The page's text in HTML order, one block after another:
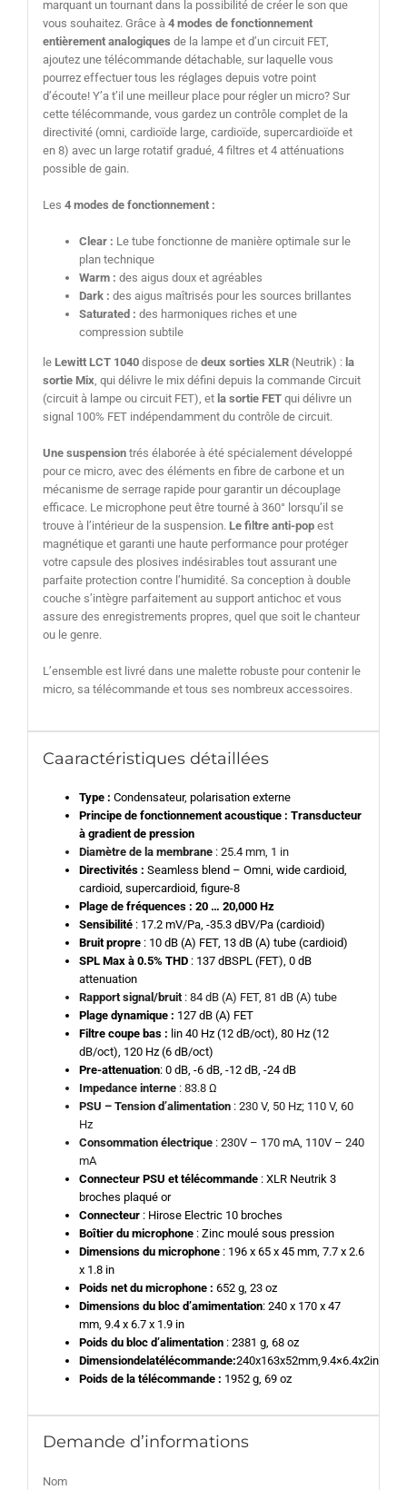
marquant un tournant dans la possibilité de créer le son que
vous souhaitez. Grâce à 4 modes de fonctionnement
entièrement analogiques de la lampe et d’un circuit FET,
ajoutez une télécommande détachable, sur laquelle vous
pourrez effectuer tous les réglages depuis votre point
d’écoute! Y’a t’il une meilleur place pour régler un micro? Sur
cette télécommande, vous gardez un contrôle complet de la
directivité (omni, cardioïde large, cardioïde, supercardioïde et
en 8) avec un large rotatif gradué, 4 filtres et 4 atténuations
possible de gain.
Les 4 modes de fonctionnement :
Clear : Le tube fonctionne de manière optimale sur le
plan technique
Warm : des aigus doux et agréables
Dark : des aigus maîtrisés pour les sources brillantes
Saturated : des harmoniques riches et une
compression subtile
le Lewitt LCT 1040dispose dedeux sorties XLR(Neutrik) : la
sortie Mix , qui délivre le mix défini depuis la commande Circuit
(circuit à lampe ou circuit FET), etla sortie FETqui délivre un
signal 100% FET indépendamment du contrôle de circuit.
Une suspensiontrés élaborée à été spécialement développé
pour ce micro, avec des éléments en fibre de carbone et un
mécanisme de serrage rapide pour garantir un découplage
efficace. Le microphone peut être tourné à 360° lorsqu’il se
trouve à l’intérieur de la suspension. Le filtre anti-popest
magnétique et garanti une haute performance pour protéger
votre capsule des plosives indésirables tout assurant une
parfaite protection contre l’humidité. Sa conception à double
couche s’intègre parfaitement au support antichoc et vous
assure des enregistrements propres, quel que soit le chanteur
ou le genre.
L’ensemble est livré dans une malette robuste pour contenir le
micro, sa télécommande et tous ses nombreux accessoires.
Caaractéristiques détaillées
Type : Condensateur, polarisation externe
Principe de fonctionnement acoustique : Transducteur
à gradient de pression
Diamètre de la membrane : 25.4 mm, 1 in
Directivités : Seamless blend – Omni, wide cardioid,
cardioid, supercardioid, figure-8
Plage de fréquences : 20 … 20,000 Hz
Sensibilité : 17.2 mV/Pa, -35.3 dBV/Pa (cardioid)
Bruit propre : 10 dB (A) FET, 13 dB (A) tube (cardioid)
SPL Max à 0.5% THD : 137 dBSPL (FET), 0 dB
attenuation
Rapport signal/bruit : 84 dB (A) FET, 81 dB (A) tube
Plage dynamique : 127 dB (A) FET
Filtre coupe bas : lin 40 Hz (12 dB/oct), 80 Hz (12
dB/oct), 120 Hz (6 dB/oct)
Pre-attenuation: 0 dB, -6 dB, -12 dB, -24 dB
Impedance interne : 83.8 Ω
PSU – Tension d’alimentation : 230 V, 50 Hz; 110 V, 60
Hz
Consommation électrique : 230V – 170 mA, 110V – 240
mA
Connecteur PSU et télécommande : XLR Neutrik 3
broches plaqué or
Connecteur : Hirose Electric 10 broches
Boîtier du microphone : Zinc moulé sous pression
Dimensions du microphone : 196 x 65 x 45 mm, 7.7 x 2.6
x 1.8 in
Poids net du microphone : 652 g, 23 oz
Dimensions du bloc d’amimentation: 240 x 170 x 47
mm, 9.4 x 6.7 x 1.9 in
Poids du bloc d’alimentation : 2381 g, 68 oz
Dimensiondelatélécommande:240x163x52mm,9.4×6.4x2in
Poids de la télécommande : 1952 g, 69 oz
Demande d’informations
Nom